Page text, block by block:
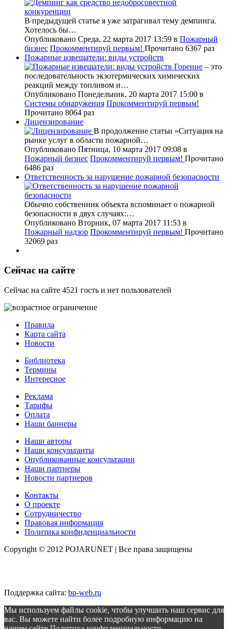
В предыдущей статье я уже затрагивал тему демпинга.
Хотелось бы…
Опубликовано Среда, 22 марта 2017 13:59 в Пожарный
бизнес Прокомментируй первым! Прочитано 6367 раз
Пожарные извещатели: виды устройств
Горение – это
последовательность экзотермических химических
реакций между топливом и…
Опубликовано Понедельник, 20 марта 2017 15:00 в
Системы обнаружения Прокомментируй первым!
Прочитано 8064 раз
Лицензирование
В продолжение статьи «Ситуация на
рынке услуг в области пожарной…
Опубликовано Пятница, 10 марта 2017 09:08 в
Пожарный бизнес Прокомментируй первым! Прочитано
6486 раз
Ответственность за нарушение пожарной безопасности
Обычно собственник объекта вспоминает о пожарной
безопасности в двух случаях:…
Опубликовано Вторник, 07 марта 2017 11:53 в
Пожарный надзор Прокомментируй первым! Прочитано
32069 раз
Сейчас на сайте
Сейчас на сайте 4521 гость и нет пользователей
Правила
Карта сайта
Новости
Библиотека
Термины
Интересное
Реклама
Тарифы
Оплата
Наши баннеры
Наши авторы
Наши консультанты
Опубликованные консультации
Наши партнеры
Новости партнеров
Контакты
О проекте
Сотрудничество
Правовая информация
Политика конфиденциальности
Copyright © 2012 POJARUNET | Все права защищены
Поддержка сайта: bp-web.ru
Мы используем файлы cookie, чтобы улучшить наш сервис для
вас. Вы можете найти более подробную информацию на